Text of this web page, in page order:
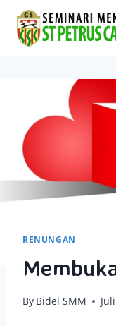
content
RENUNGAN
By Bidel SMM